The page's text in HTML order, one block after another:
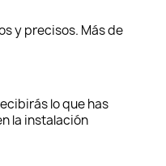
y precisos. Más de
lo que has
la instalación